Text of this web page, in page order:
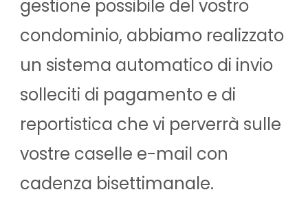
gestione possibile del vostro
condominio, abbiamo realizzato
un sistema automatico di invio
solleciti di pagamento e di
reportistica che vi perverrà sulle
vostre caselle e-mail con
cadenza bisettimanale.